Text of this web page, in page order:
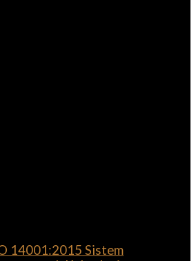
14001:2015 Sistem